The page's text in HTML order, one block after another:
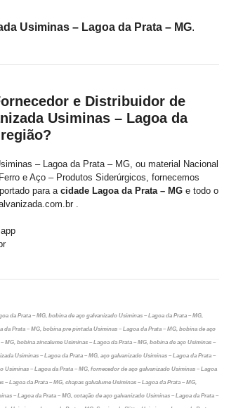
Usiminas – Lagoa da Prata – MG.
e Distribuidor de
Usiminas – Lagoa da
– Lagoa da Prata – MG, ou material Nacional
e Aço – Produtos Siderúrgicos, fornecemos
para a cidade Lagoa da Prata – MG e todo o
.
da Prata – MG, bobina de aço galvanizado Usiminas – Lagoa da Prata – MG,
da Prata – MG, bobina pre pintada Usiminas – Lagoa da Prata – MG, bobina de aço
MG, bobina zincalume Usiminas – Lagoa da Prata – MG, bobina de aço Usiminas –
Usiminas – Lagoa da Prata – MG, aço galvanizado Usiminas – Lagoa da Prata –
Usiminas – Lagoa da Prata – MG, fornecedor de aço galvanizado Usiminas – Lagoa
– Lagoa da Prata – MG, chapas galvalume Usiminas – Lagoa da Prata – MG,
– Lagoa da Prata – MG, cotação de aço galvanizado Usiminas – Lagoa da Prata –